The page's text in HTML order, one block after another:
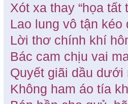
Xót xa thay “họa tất
Lao lung vô tận kéo
Lời thơ chính khí
Bác cam chịu vai
Quyết giãi dầu dưới
Không ham áo tía